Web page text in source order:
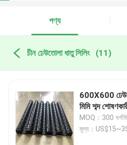
পণ্য
চীন ঢেউতোলা ধাতু সিলিং (11)
600X600
মিমি শব্দ
MOQ：300
মূল্য：